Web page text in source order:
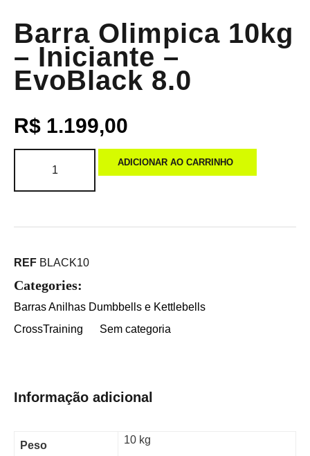
Barra Olimpica 10kg
– Iniciante –
EvoBlack 8.0
R$ 1.199,00
ADICIONAR AO CARRINHO
REF BLACK10
Categories:
Barras Anilhas Dumbbells e Kettlebells
CrossTraining
Sem categoria
Informação adicional
Peso 10 kg